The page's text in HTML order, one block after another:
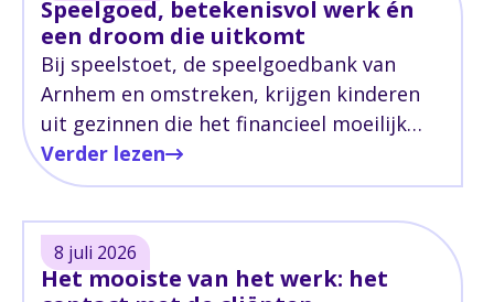
Speelgoed, betekenisvol werk én
een droom die uitkomt
Bij speelstoet, de speelgoedbank van
Arnhem en omstreken, krijgen kinderen
uit gezinnen die het financieel moeilijk
hebben de kans om gratis speelgoed uit
te zoeken. Achter dat speelgoed gaat een
Verder lezen
Het mooiste van het werk: het
8 juli 2026